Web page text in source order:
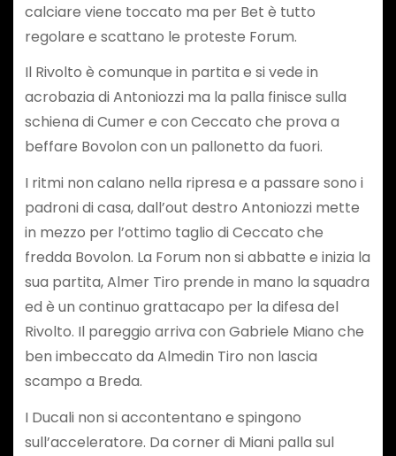
calciare viene toccato ma per Bet è tutto
regolare e scattano le proteste Forum.
Il Rivolto è comunque in partita e si vede in
acrobazia di Antoniozzi ma la palla finisce sulla
schiena di Cumer e con Ceccato che prova a
beffare Bovolon con un pallonetto da fuori.
I ritmi non calano nella ripresa e a passare sono i
padroni di casa, dall’out destro Antoniozzi mette
in mezzo per l’ottimo taglio di Ceccato che
fredda Bovolon. La Forum non si abbatte e inizia la
sua partita, Almer Tiro prende in mano la squadra
ed è un continuo grattacapo per la difesa del
Rivolto. Il pareggio arriva con Gabriele Miano che
ben imbeccato da Almedin Tiro non lascia
scampo a Breda.
I Ducali non si accontentano e spingono
sull’acceleratore. Da corner di Miani palla sul